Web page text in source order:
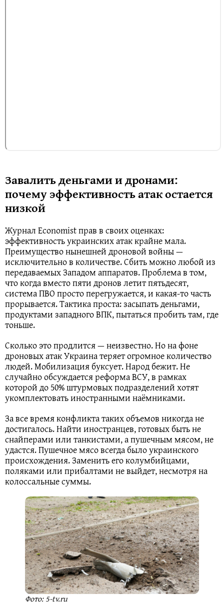
Завалить деньгами и дронами:
почему эффективность атак остается
низкой
Журнал Economist прав в своих оценках:
эффективность украинских атак крайне мала.
Преимущество нынешней дроновой войны —
исключительно в количестве. Сбить можно любой из
передаваемых Западом аппаратов. Проблема в том,
что когда вместо пяти дронов летит пятьдесят,
система ПВО просто перегружается, и какая-то часть
прорывается. Тактика проста: засыпать деньгами,
продуктами западного ВПК, пытаться пробить там, где
тоньше.
Сколько это продлится — неизвестно. Но на фоне
дроновых атак Украина теряет огромное количество
людей. Мобилизация буксует. Народ бежит. Не
случайно обсуждается реформа ВСУ, в рамках
которой до 50% штурмовых подразделений хотят
укомплектовать иностранными наёмниками.
За все время конфликта таких объемов никогда не
достигалось. Найти иностранцев, готовых быть не
снайперами или танкистами, а пушечным мясом, не
удастся. Пушечное мясо всегда было украинского
происхождения. Заменить его колумбийцами,
поляками или прибалтами не выйдет, несмотря на
колоссальные суммы.
Фото: 5-tv.ru